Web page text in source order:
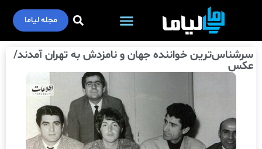
مجله لیاما
سرشناس‌ترین خواننده جهان و نامزدش به تهران آمدند/
عکس